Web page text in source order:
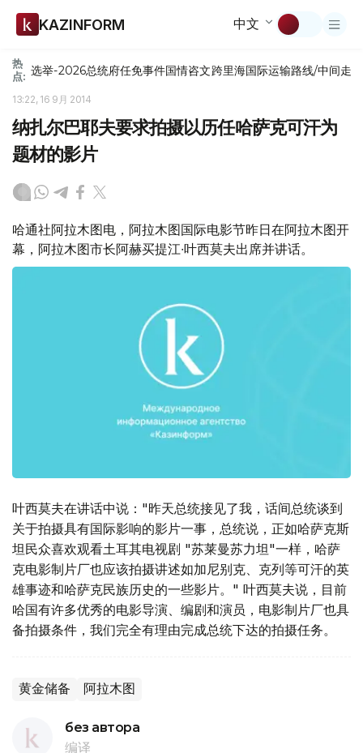
KAZINFORM 中文
热
点: 选举-2026总统府任免事件国情咨文跨里海国际运输路线/中间走廊
13:22, 16 9月 2014
纳扎尔巴耶夫要求拍摄以历任哈萨克可汗为
题材的影片
哈通社阿拉木图电，阿拉木图国际电影节昨日在阿拉木图开
幕，阿拉木图市长阿赫买提江∙叶西莫夫出席并讲话。
叶西莫夫在讲话中说："昨天总统接见了我，话间总统谈到
关于拍摄具有国际影响的影片一事，总统说，正如哈萨克斯
坦民众喜欢观看土耳其电视剧 "苏莱曼苏力坦"一样，哈萨
克电影制片厂也应该拍摄讲述如加尼别克、克列等可汗的英
雄事迹和哈萨克民族历史的一些影片。" 叶西莫夫说，目前
哈国有许多优秀的电影导演、编剧和演员，电影制片厂也具
备拍摄条件，我们完全有理由完成总统下达的拍摄任务。
黄金储备 阿拉木图
без автора
编译